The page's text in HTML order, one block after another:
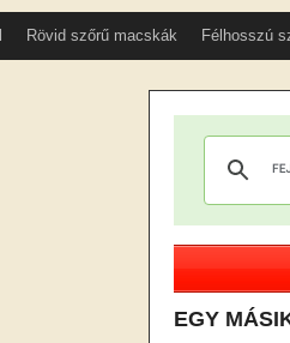
Rövid szőrű macskák Félhosszú
EGY